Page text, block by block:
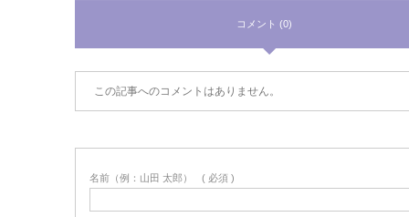
コメント (0)
この記事へのコメントはありません。
名前（例：山田 太郎） ( 必須 )